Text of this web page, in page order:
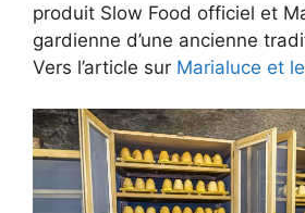
produit Slow Food officiel et
gardienne d’une ancienne
Vers l’article sur Marialuce et